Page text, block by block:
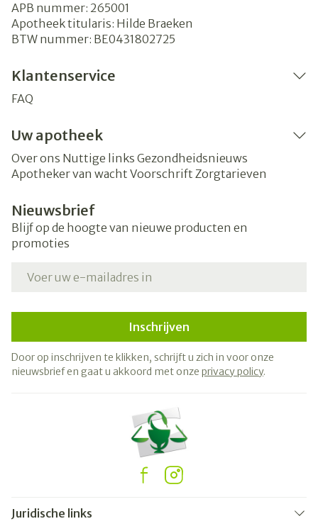
APB nummer: 265001
Apotheek titularis: Hilde Braeken
BTW nummer: BE0431802725
Klantenservice
FAQ
Uw apotheek
Over ons Nuttige links Gezondheidsnieuws
Apotheker van wacht Voorschrift Zorgtarieven
Nieuwsbrief
Blijf op de hoogte van nieuwe producten en
promoties
Inschrijven
Door op inschrijven te klikken, schrijft u zich in voor onze
nieuwsbrief en gaat u akkoord met onze privacy policy.
Juridische links